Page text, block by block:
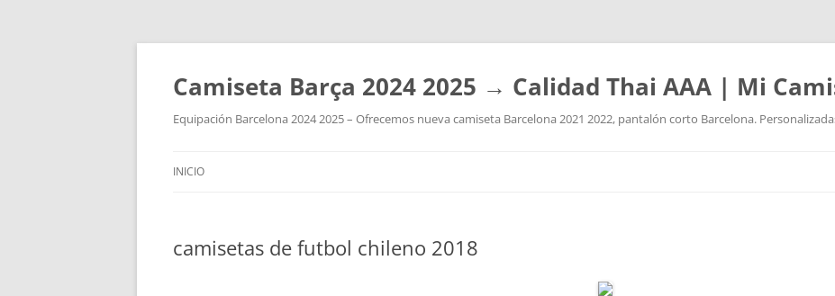
Camiseta Barça 2024 2025 → Calidad Thai AAA | Mi
Equipación Barcelona 2024 2025 – Ofrecemos nueva camiseta Barcelona 2021 2022, pantalón corto Barcelona.
INICIO
camisetas de futbol chileno 2018